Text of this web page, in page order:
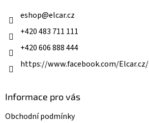
eshop@elcar.cz
+420 483 711 111
+420 606 888 444
https://www.facebook.com/Elcar.cz/
Informace pro vás
Obchodní podmínky